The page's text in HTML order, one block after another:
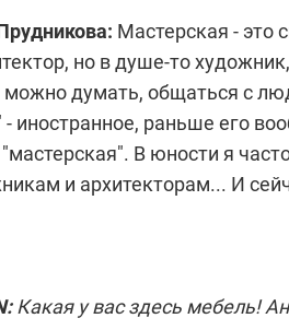
Мастерская - это
но в душе-то
можно думать, общаться с
- иностранное, раньше его
В юности я
и архитекторам... И
Какая у вас здесь мебель!